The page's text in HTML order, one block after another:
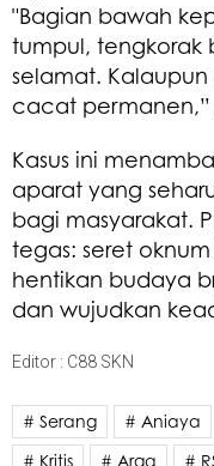
"Bagian bawah
tumpul, tengkorak
selamat.
cacat permanen,”
Kasus ini
aparat yang
bagi masyarakat.
tegas: seret
hentikan budaya
dan wujudkan
Editor : C88 SKN
# Serang # Aniaya
# Kritis
# Arga #